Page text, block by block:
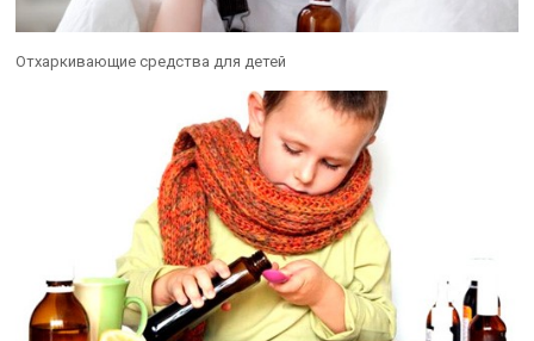
Отхаркивающие средства для детей